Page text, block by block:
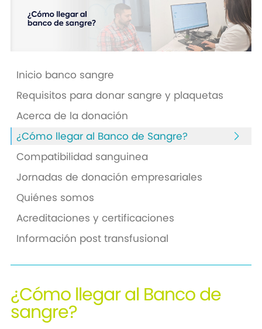
Inicio banco sangre
Requisitos para donar sangre y plaquetas
Acerca de la donación
¿Cómo llegar al Banco de Sangre?
Compatibilidad sanguinea
Jornadas de donación empresariales
Quiénes somos
Acreditaciones y certificaciones
Información post transfusional
¿Cómo llegar al Banco de
sangre?